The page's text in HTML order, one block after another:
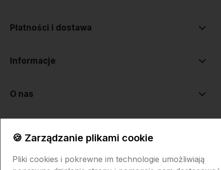
Płatności i dostawa
Informacje
O nas
🍪 Zarządzanie plikami cookie
Pliki cookies i pokrewne im technologie umożliwiają